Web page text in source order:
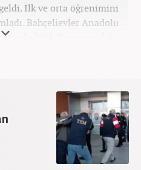
İlk ve orta öğrenimini
Bahçelievler Anadolu
‘Web Programcılığı’
Medya ve Gazetecilik’
yıllık profesyonel meslek
muhabirlik de dahil olmak
dünya, ekonomi, spor
birçok haber ve
galeri ve video hazırladı.
hayatına Haber7.com'da